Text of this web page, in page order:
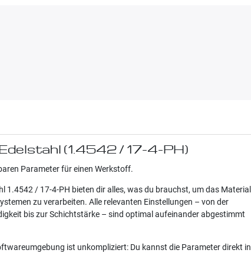
(1.4542 / 17-4-PH)
Parameter für einen Werkstoff.
1.4542 / 17-4-PH bieten dir alles, was du brauchst, um das Material
zu verarbeiten. Alle relevanten Einstellungen – von der
bis zur Schichtstärke – sind optimal aufeinander abgestimmt
ist unkompliziert: Du kannst die Parameter direkt in